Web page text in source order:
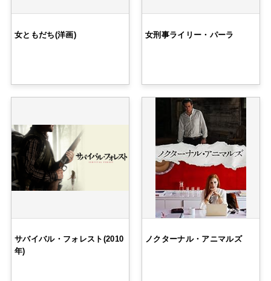
女ともだち(洋画) 女刑事ライリー・パーラ
サバイバル・フォレスト(2010
年)
ノクターナル・アニマルズ